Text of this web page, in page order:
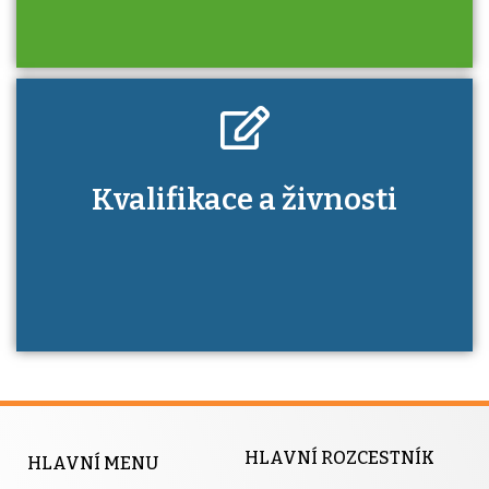
Kdo je to autorizovaná osoba a jaké výhody
má získání autorizace?
Kvalifikace a živnosti
HLAVNÍ MENU HLAVNÍ ROZCESTNÍK